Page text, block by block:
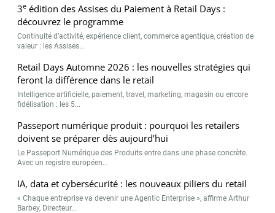
3e édition des Assises du Paiement à Retail Days :
découvrez le programme
Continuité d’activité, expérience client, commerce agentique, création de
valeur : les Assises...
Retail Days Automne 2026 : les nouvelles stratégies qui
feront la différence dans le retail
Intelligence artificielle, paiement, travel, marketing, magasin ou encore
fidélisation : les 5...
Passeport numérique produit : pourquoi les retailers
doivent se préparer dès aujourd’hui
Le Passeport Numérique des Produits entre dans une phase concrète.
Avec un registre européen...
IA, data et cybersécurité : les nouveaux piliers du retail
« Chaque entreprise va devenir une Agentic Enterprise », affirme Arthur
Barbey, Directeur...